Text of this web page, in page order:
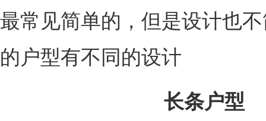
最常见简单的，但是设计也
的户型有不同的设计
长条户型